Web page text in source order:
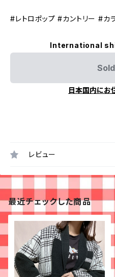
#レトロポップ #カントリー #カ
International
日本国内にお
レビュー
最近チェックした商品